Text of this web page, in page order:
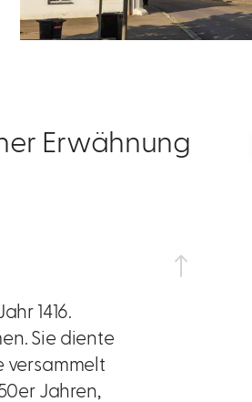
Erwähnung
1416.
Sie diente
versammelt
Jahren,